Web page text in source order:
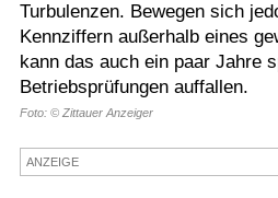
Kultur
Sport
Termine
Turbulenzen. Bewegen sich
Kennziffern außerhalb eines
kann das auch ein paar Jahre
Betriebsprüfungen auffallen.
Foto: © Zittauer Anzeiger
ANZEIGE